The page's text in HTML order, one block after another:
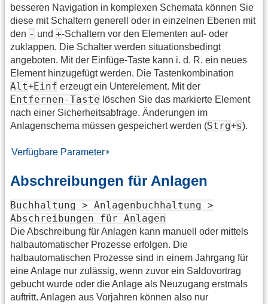
besseren Navigation in komplexen Schemata können Sie
diese mit Schaltern generell oder in einzelnen Ebenen mit
den - und +-Schaltern vor den Elementen auf- oder
zuklappen. Die Schalter werden situationsbedingt
angeboten. Mit der Einfüge-Taste kann i. d. R. ein neues
Element hinzugefügt werden. Die Tastenkombination
Alt+Einf erzeugt ein Unterelement. Mit der
Entfernen-Taste löschen Sie das markierte Element
nach einer Sicherheitsabfrage. Änderungen im
Anlagenschema müssen gespeichert werden (Strg+s).
Verfügbare Parameter
Abschreibungen für Anlagen
Buchhaltung > Anlagenbuchhaltung >
Abschreibungen für Anlagen
Die Abschreibung für Anlagen kann manuell oder mittels
halbautomatischer Prozesse erfolgen. Die
halbautomatischen Prozesse sind in einem Jahrgang für
eine Anlage nur zulässig, wenn zuvor ein Saldovortrag
gebucht wurde oder die Anlage als Neuzugang erstmals
auftritt. Anlagen aus Vorjahren können also nur